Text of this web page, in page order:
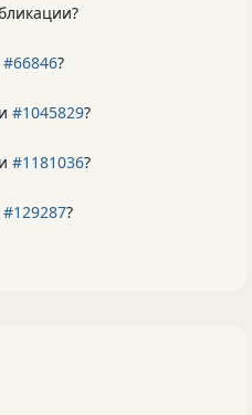
#66846?
#1045829?
#1181036?
#129287?